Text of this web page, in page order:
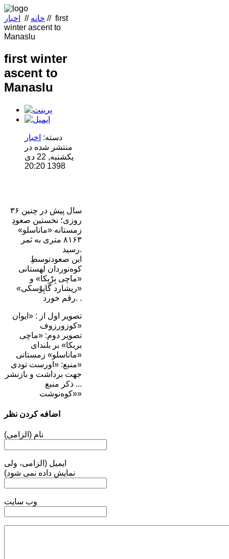
خانه // اخبار // first
winter ascent to
Manaslu
first winter
ascent to
Manaslu
دسته: اخبار
منتشر شده در
یکشنبه, 22 دی
1398 20:20
۳۶ سال پیش در چنین
روزی؛ نخستین صعودِ
زمستانه «ماناسلو»
۸۱۶۳ متری به ثمر
رسید.
این صعودتوسطِ
کوه‌نوردان لهستانی
«ماچی‌ بِرْبِکا» و
«ریشارد گایِوْسکی»
رقم خورد. .
تصویر اول از : «ایوان
کوزورزوف»
تصویر دوم: «ماچی
بربکا» بر بلندای
«ماناسلو» زمستانی
منبع: «اورست تودی»
جهت برداشت و بازنشر
... ذکر منبع
«کوه‌نوشت»
اضافه کردن نظر
نام (الزامی)
ایمیل (الزامی، ولی
نمایش داده نمی شود)
وب سایت